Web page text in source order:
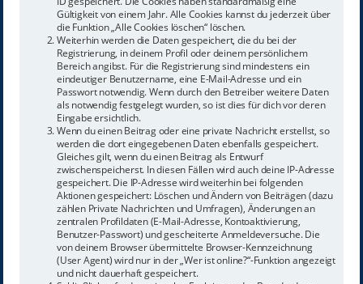
Gültigkeit von einem Jahr. Alle Cookies kannst du jederzeit über
die Funktion „Alle Cookies löschen“ löschen.
Weiterhin werden die Daten gespeichert, die du bei der
Registrierung, in deinem Profil oder deinem persönlichem
Bereich angibst. Für die Registrierung sind mindestens ein
eindeutiger Benutzername, eine E-Mail-Adresse und ein
Passwort notwendig. Wenn durch den Betreiber weitere Daten
als notwendig festgelegt wurden, so ist dies für dich vor deren
Eingabe ersichtlich.
Wenn du einen Beitrag oder eine private Nachricht erstellst, so
werden die dort eingegebenen Daten ebenfalls gespeichert.
Gleiches gilt, wenn du einen Beitrag als Entwurf
zwischenspeicherst. In diesen Fällen wird auch deine IP-Adresse
gespeichert. Die IP-Adresse wird weiterhin bei folgenden
Aktionen gespeichert: Löschen und Ändern von Beiträgen (dazu
zählen Private Nachrichten und Umfragen), Änderungen an
zentralen Profildaten (E-Mail-Adresse, Kontoaktivierung,
Benutzer-Passwort) und gescheiterte Anmeldeversuche. Die
von deinem Browser übermittelte Browser-Kennzeichnung
(User Agent) wird nur in der „Wer ist online?“-Funktion angezeigt
und nicht dauerhaft gespeichert.